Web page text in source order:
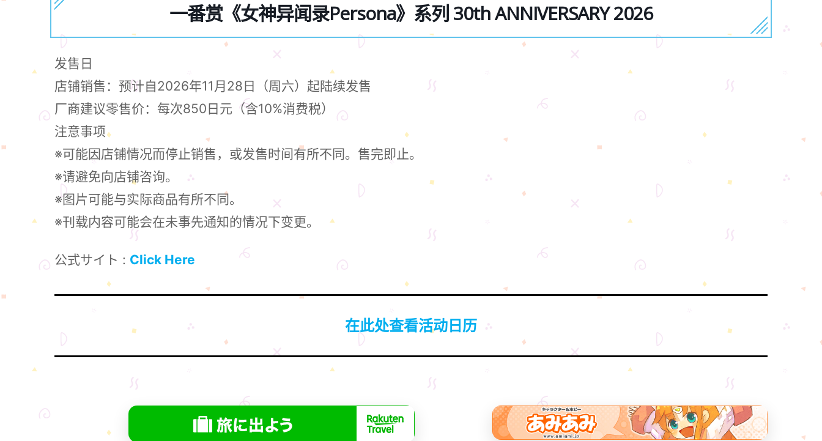
一番赏《女神异闻录Persona》系列 30th ANNIVERSARY 2026
发售日
店铺销售：预计自2026年11月28日（周六）起陆续发售
厂商建议零售价：每次850日元（含10%消费税）
注意事项
※可能因店铺情况而停止销售，或发售时间有所不同。售完即止。
※请避免向店铺咨询。
※图片可能与实际商品有所不同。
※刊载内容可能会在未事先通知的情况下变更。
公式サイト : Click Here
在此处查看活动日历